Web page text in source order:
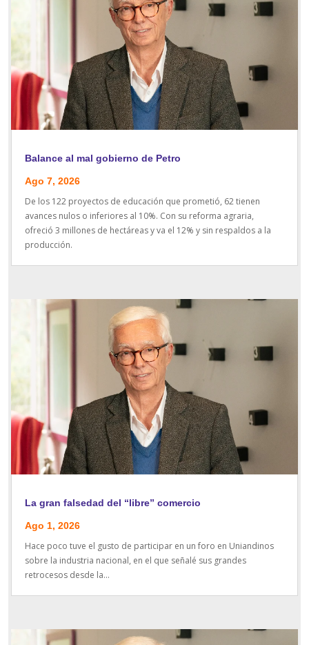
Balance al mal gobierno de Petro
Ago 7, 2026
De los 122 proyectos de educación que prometió, 62 tienen
avances nulos o inferiores al 10%. Con su reforma agraria,
ofreció 3 millones de hectáreas y va el 12% y sin respaldos a la
producción.
La gran falsedad del “libre” comercio
Ago 1, 2026
Hace poco tuve el gusto de participar en un foro en Uniandinos
sobre la industria nacional, en el que señalé sus grandes
retrocesos desde la...